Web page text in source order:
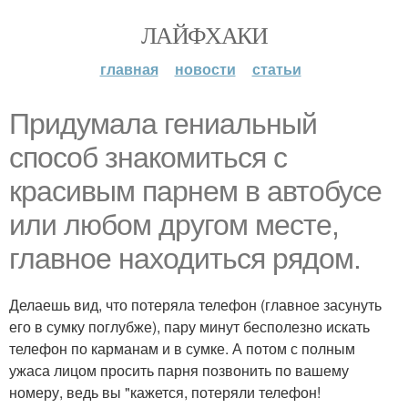
ЛАЙФХАКИ
главная новости статьи
Придумала гениальный
способ знакомиться с
красивым парнем в автобусе
или любом другом месте,
главное находиться рядом.
Делаешь вид, что потеряла телефон (главное засунуть
его в сумку поглубже), пару минут бесполезно искать
телефон по карманам и в сумке. А потом с полным
ужаса лицом просить парня позвонить по вашему
номеру, ведь вы "кажется, потеряли телефон!